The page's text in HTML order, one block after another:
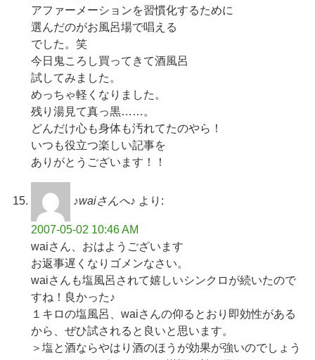
アファーメーションを習慣化するために
選んだのがお風呂場で唱える
でした。笑
今日鬼ころし買ってきて酒風呂
試してみました。
めっちゃ軽くなりました。
残り湯見て真っ黒……。
どんだけ心も身体も汚れてたのやら！
いつも役立つ楽しい記事を
ありがとうございます！！
♪waiさんへ♪ より:
2007-05-02 10:46 AM
waiさん、おはようございます
お返事遅くなりゴメンなさい。
waiさんも塩風呂されて嬉しいシンクロが続いたので
すね！良かった♪
１キロの塩風呂、waiさんの仰るとおり即効性がある
から、ぜひ試されると良いと思います。
＞塩と酒ならやはり酒のほうが効果が強いのでしょう